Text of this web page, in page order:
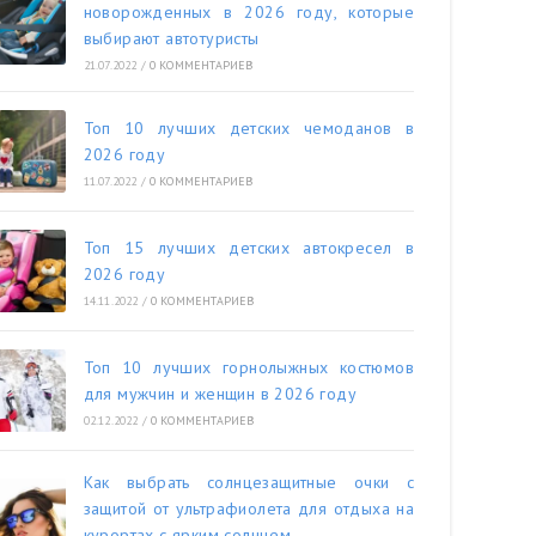
новорожденных в 2026 году, которые
выбирают автотуристы
21.07.2022 / 0 КОММЕНТАРИЕВ
Топ 10 лучших детских чемоданов в
2026 году
11.07.2022 / 0 КОММЕНТАРИЕВ
Топ 15 лучших детских автокресел в
2026 году
14.11.2022 / 0 КОММЕНТАРИЕВ
Топ 10 лучших горнолыжных костюмов
для мужчин и женщин в 2026 году
02.12.2022 / 0 КОММЕНТАРИЕВ
Как выбрать солнцезащитные очки с
защитой от ультрафиолета для отдыха на